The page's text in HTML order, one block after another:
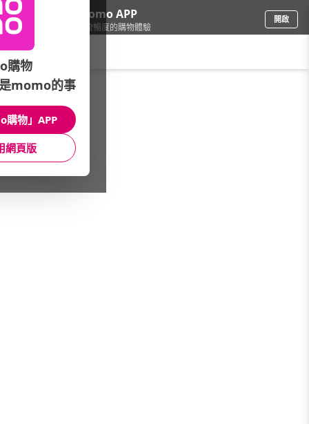
下載momo APP
給你3倍流暢度的購物體驗
開啟
餐廚用品/鍋具/亞洲品牌
館長推薦 月銷量
購物
momo的事
購物」APP
網頁版